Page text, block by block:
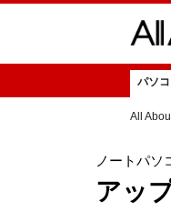
パソ
All
ノートパソ
アッ